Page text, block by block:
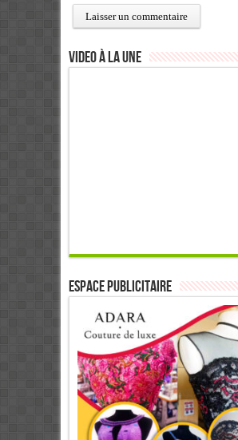
Video à la Une
ESPACE PUBLICITAIRE